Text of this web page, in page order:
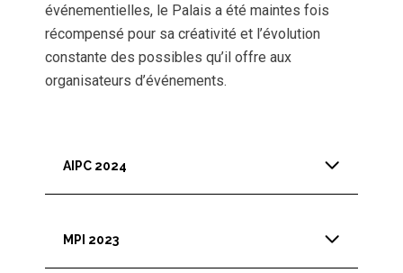
événementielles, le Palais a été maintes fois
récompensé pour sa créativité et l’évolution
constante des possibles qu’il offre aux
organisateurs d’événements.
AIPC 2024
MPI 2023